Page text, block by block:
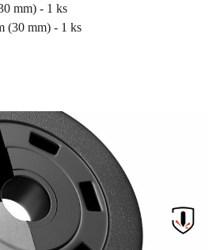
mm) - 1 ks
(30 mm) - 1 ks